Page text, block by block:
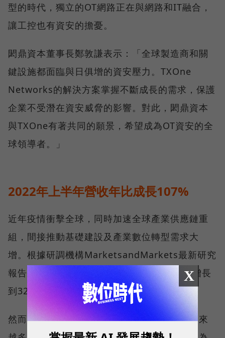
型的時代，獨立的OT網路正在與網路和IT融合，
讓工控也有資安的擔憂。
閎鼎資本董事長鄭敦謙表示：「全球製造商和關
鍵設施都面臨與日俱增的資安壓力。TXOne
Networks的解決方案掌握不斷成長的需求，保護
企業不受潛在資安威脅的影響。對此，閎鼎資本
與TXOne有著共同的願景，希望成為OT資安的全
球領導者。」
2022年上半年營收年比成長107%
近年疫情衝擊全球，同時加速全球產業供應鏈重
組，間接推動基礎建設及產業數位轉型需求大
增。根據研調機構MarketsandMarkets最新研究
報告指出，到2027年，工控資安市場價值將增長
到324億美元。
然而，在這樣的產業榮景下，伴隨而來的是越來
X